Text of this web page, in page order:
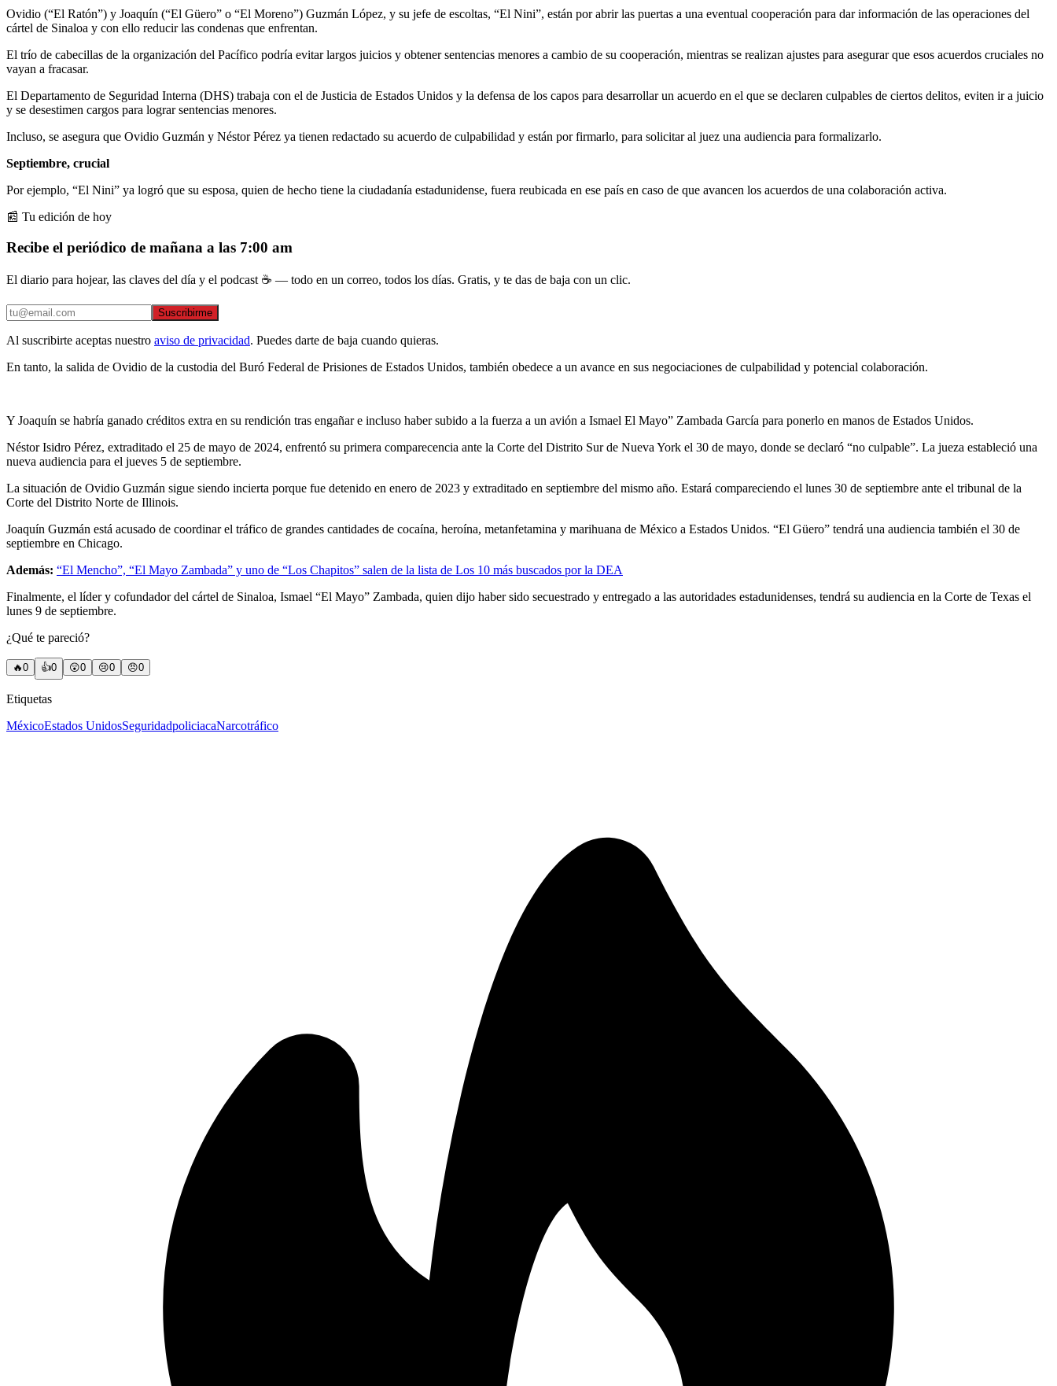
Ovidio (“El Ratón”) y Joaquín (“El Güero” o “El Moreno”) Guzmán López, y su jefe de escoltas, “El Nini”, están por abrir las puertas a una eventual cooperación para dar información de las operaciones del
cártel de Sinaloa y con ello reducir las condenas que enfrentan.
El trío de cabecillas de la organización del Pacífico podría evitar largos juicios y obtener sentencias menores a cambio de su cooperación, mientras se realizan ajustes para asegurar que esos acuerdos cruciales no
vayan a fracasar.
El Departamento de Seguridad Interna (DHS) trabaja con el de Justicia de Estados Unidos y la defensa de los capos para desarrollar un acuerdo en el que se declaren culpables de ciertos delitos, eviten ir a juicio
y se desestimen cargos para lograr sentencias menores.
Incluso, se asegura que Ovidio Guzmán y Néstor Pérez ya tienen redactado su acuerdo de culpabilidad y están por firmarlo, para solicitar al juez una audiencia para formalizarlo.
Septiembre, crucial
Por ejemplo, “El Nini” ya logró que su esposa, quien de hecho tiene la ciudadanía estadunidense, fuera reubicada en ese país en caso de que avancen los acuerdos de una colaboración activa.
📰 Tu edición de hoy
Recibe el periódico de mañana a las 7:00 am
El diario para hojear, las claves del día y el podcast ☕ — todo en un correo, todos los días. Gratis, y te das de baja con un clic.
Suscribirme
Al suscribirte aceptas nuestro aviso de privacidad. Puedes darte de baja cuando quieras.
En tanto, la salida de Ovidio de la custodia del Buró Federal de Prisiones de Estados Unidos, también obedece a un avance en sus negociaciones de culpabilidad y potencial colaboración.
Y Joaquín se habría ganado créditos extra en su rendición tras engañar e incluso haber subido a la fuerza a un avión a Ismael El Mayo” Zambada García para ponerlo en manos de Estados Unidos.
Néstor Isidro Pérez, extraditado el 25 de mayo de 2024, enfrentó su primera comparecencia ante la Corte del Distrito Sur de Nueva York el 30 de mayo, donde se declaró “no culpable”. La jueza estableció una
nueva audiencia para el jueves 5 de septiembre.
La situación de Ovidio Guzmán sigue siendo incierta porque fue detenido en enero de 2023 y extraditado en septiembre del mismo año. Estará compareciendo el lunes 30 de septiembre ante el tribunal de la
Corte del Distrito Norte de Illinois.
Joaquín Guzmán está acusado de coordinar el tráfico de grandes cantidades de cocaína, heroína, metanfetamina y marihuana de México a Estados Unidos. “El Güero” tendrá una audiencia también el 30 de
septiembre en Chicago.
Además: “El Mencho”, “El Mayo Zambada” y uno de “Los Chapitos” salen de la lista de Los 10 más buscados por la DEA
Finalmente, el líder y cofundador del cártel de Sinaloa, Ismael “El Mayo” Zambada, quien dijo haber sido secuestrado y entregado a las autoridades estadunidenses, tendrá su audiencia en la Corte de Texas el
lunes 9 de septiembre.
¿Qué te pareció?
🔥0 👍0 😲0 😢0 😠0
Etiquetas
MéxicoEstados UnidosSeguridadpoliciacaNarcotráfico